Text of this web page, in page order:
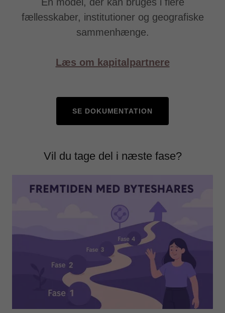
fællesskaber, institutioner og geografiske
sammenhænge.
Læs om kapitalpartnere
SE DOKUMENTATION
Vil du tage del i næste fase?